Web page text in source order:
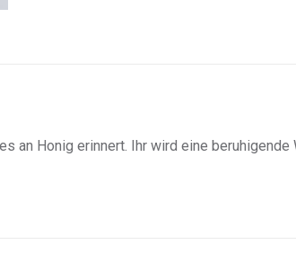
an Honig erinnert. Ihr wird eine